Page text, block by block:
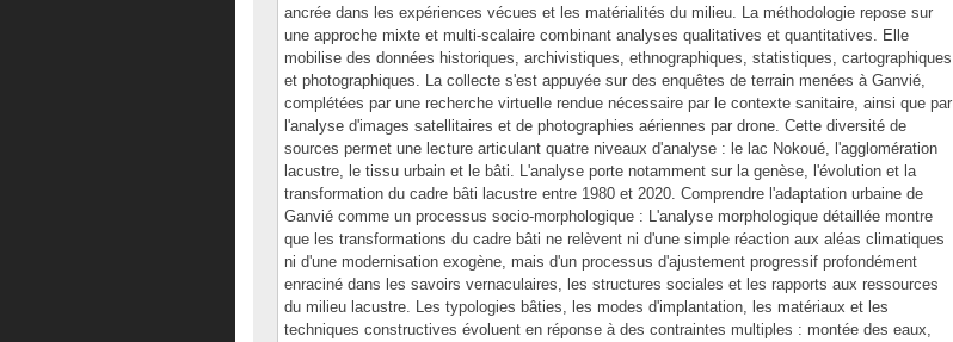
ancrée dans les expériences vécues et les matérialités du milieu. La méthodologie repose sur
une approche mixte et multi-scalaire combinant analyses qualitatives et quantitatives. Elle
mobilise des données historiques, archivistiques, ethnographiques, statistiques, cartographiques
et photographiques. La collecte s'est appuyée sur des enquêtes de terrain menées à Ganvié,
complétées par une recherche virtuelle rendue nécessaire par le contexte sanitaire, ainsi que par
l'analyse d'images satellitaires et de photographies aériennes par drone. Cette diversité de
sources permet une lecture articulant quatre niveaux d'analyse : le lac Nokoué, l'agglomération
lacustre, le tissu urbain et le bâti. L'analyse porte notamment sur la genèse, l'évolution et la
transformation du cadre bâti lacustre entre 1980 et 2020. Comprendre l'adaptation urbaine de
Ganvié comme un processus socio-morphologique : L'analyse morphologique détaillée montre
que les transformations du cadre bâti ne relèvent ni d'une simple réaction aux aléas climatiques
ni d'une modernisation exogène, mais d'un processus d'ajustement progressif profondément
enraciné dans les savoirs vernaculaires, les structures sociales et les rapports aux ressources
du milieu lacustre. Les typologies bâties, les modes d'implantation, les matériaux et les
techniques constructives évoluent en réponse à des contraintes multiples : montée des eaux,